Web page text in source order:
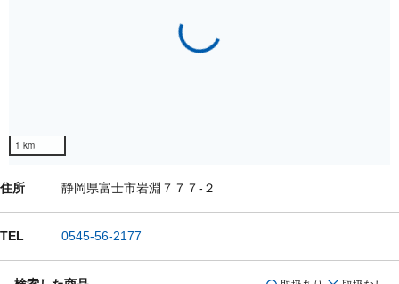
住所 静岡県富士市岩淵７７７-２
TEL 0545-56-2177
Loading...
1 km